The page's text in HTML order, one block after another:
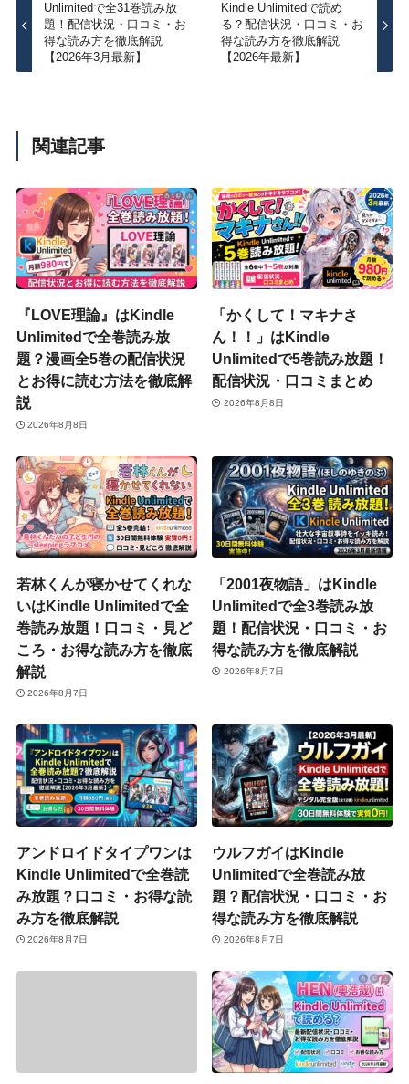
Unlimitedで全31巻読み放
題！配信状況・口コミ・お
得な読み方を徹底解説
【2026年3月最新】
Kindle Unlimitedで読め
る？配信状況・口コミ・お
得な読み方を徹底解説
【2026年最新】
関連記事
『LOVE理論』はKindle
Unlimitedで全巻読み放
題？漫画全5巻の配信状況
とお得に読む方法を徹底解
説
2026年8月8日
「かくして！マキナさ
ん！！」はKindle
Unlimitedで5巻読み放題！
配信状況・口コミまとめ
2026年8月8日
若林くんが寝かせてくれな
いはKindle Unlimitedで全
巻読み放題！口コミ・見ど
ころ・お得な読み方を徹底
解説
2026年8月7日
「2001夜物語」はKindle
Unlimitedで全3巻読み放
題！配信状況・口コミ・お
得な読み方を徹底解説
2026年8月7日
アンドロイドタイプワンは
Kindle Unlimitedで全巻読
み放題？口コミ・お得な読
み方を徹底解説
2026年8月7日
ウルフガイはKindle
Unlimitedで全巻読み放
題？配信状況・口コミ・お
得な読み方を徹底解説
2026年8月7日